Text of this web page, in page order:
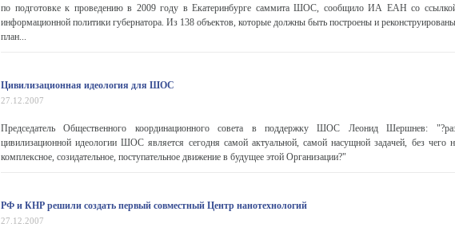
по подготовке к проведению в 2009 году в Екатеринбурге саммита ШОС, сообщило ИА ЕАН со ссылкой
информационной политики губернатора. Из 138 объектов, которые должны быть построены и реконструированы
план...
Цивилизационная идеология для ШОС
27.12.2007
Председатель Общественного координационного совета в поддержку ШОС Леонид Шершнев:
цивилизационной идеологии ШОС является сегодня самой актуальной, самой насущной задачей, без чего
комплексное, созидательное, поступательное движение в будущее этой Организации?"
РФ и КНР решили создать первый совместный Центр нанотехнологий
27.12.2007